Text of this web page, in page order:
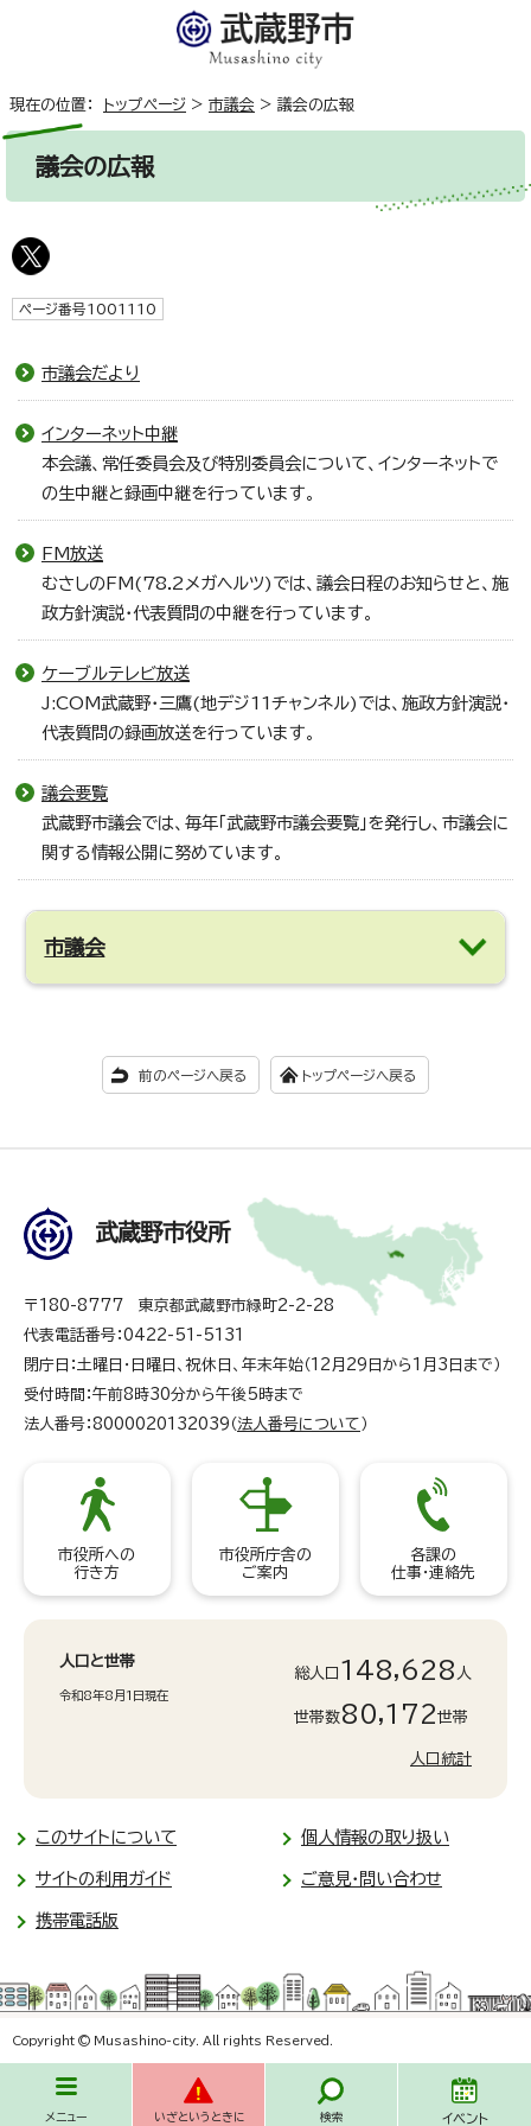
現在の位置： トップページ > 市議会 > 議会の広報
議会の広報
ページ番号1001110
市議会だより
インターネット中継
本会議、常任委員会及び特別委員会について、インターネットで
の生中継と録画中継を行っています。
FM放送
むさしのFM(78.2メガヘルツ)では、議会日程のお知らせと、施
政方針演説・代表質問の中継を行っています。
ケーブルテレビ放送
J:COM武蔵野・三鷹(地デジ11チャンネル)では、施政方針演説・
代表質問の録画放送を行っています。
議会要覧
武蔵野市議会では、毎年「武蔵野市議会要覧」を発行し、市議会に
関する情報公開に努めています。
市議会
前のページへ戻る トップページへ戻る
メニュー いざというときに 検索 イベント
武蔵野市役所
〒180-8777 東京都武蔵野市緑町2-2-28
代表電話番号：0422-51-5131
閉庁日：土曜日・日曜日、祝休日、年末年始（12月29日から1月3日まで）
受付時間：午前8時30分から午後5時まで
法人番号：8000020132039（ 法人番号について ）
市役所への
行き方
市役所庁舎の
ご案内
各課の
仕事・連絡先
人口と世帯
令和8年8月1日現在
総人口 148,628 人
世帯数80,172世帯
人口統計
このサイトについて 個人情報の取り扱い
サイトの利用ガイド ご意見・問い合わせ
携帯電話版
Copyright © Musashino-city. All rights Reserved.